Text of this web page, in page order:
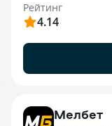
Рейтинг
4.14
Мелбет